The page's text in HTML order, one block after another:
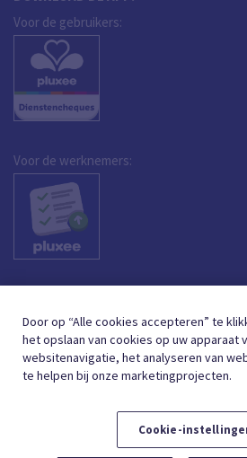
Voor de gebruikers:
Voor de werknemers:
Door op “Alle cookies accepteren” te
het opslaan van cookies op uw apparaat
websitenavigatie, het analyseren van
te helpen bij onze marketingprojecten.
Cookie-